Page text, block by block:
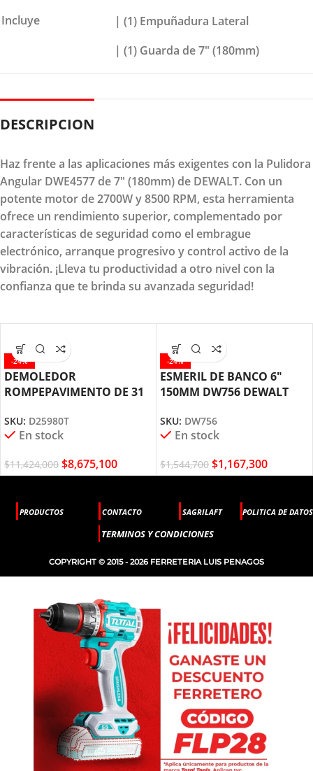
Incluye
| (1) Empuñadura Lateral
| (1) Guarda de 7″ (180mm)
DESCRIPCION
Haz frente a las aplicaciones más exigentes con la Pulidora
Angular DWE4577 de 7" (180mm) de DEWALT. Con un
potente motor de 2700W y 8500 RPM, esta herramienta
ofrece un rendimiento superior, complementado por
características de seguridad como el embrague
electrónico, arranque progresivo y control activo de la
vibración. ¡Lleva tu productividad a otro nivel con la
confianza que te brinda su avanzada seguridad!
-24%
DEMOLEDOR
ROMPEPAVIMENTO DE 31
DEWALT
SKU: D25980T
En stock
$11,424,000 $8,675,100
-24%
ESMERIL DE BANCO 6″
150MM DW756 DEWALT
SKU: DW756
En stock
$1,544,700 $1,167,300
PRODUCTOS CONTACTO SAGRILAFT POLITICA DE DATOS
TERMINOS Y CONDICIONES
COPYRIGHT © 2015 - 2026 FERRETERIA LUIS PENAGOS